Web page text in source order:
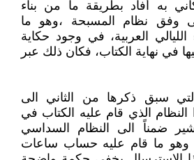
به أفاد بطريقة ما من بناء
وفق نظام المسبحة ،وهو ما
العربية، في وجود حكاية
في نهاية الكتاب، فكان ذلك عبر
التي سبق ذكرها من الثاني الى
الذي قام عليه الكتاب في
من(1-12)؛ يشير ضمناً الى النظام السداسي
وهو ما قام عليه حساب ساعات